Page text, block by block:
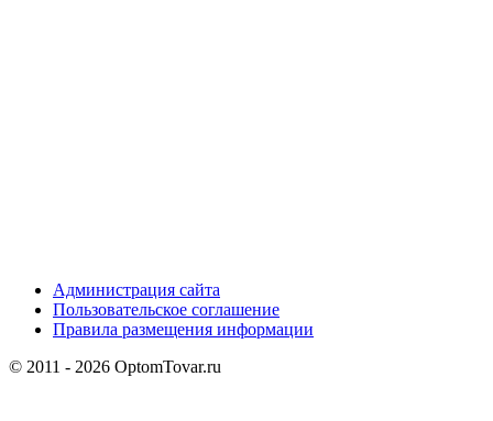
Администрация сайта
Пользовательское соглашение
Правила размещения информации
© 2011 - 2026 OptomTovar.ru